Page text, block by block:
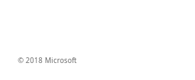
© 2018 Microsoft